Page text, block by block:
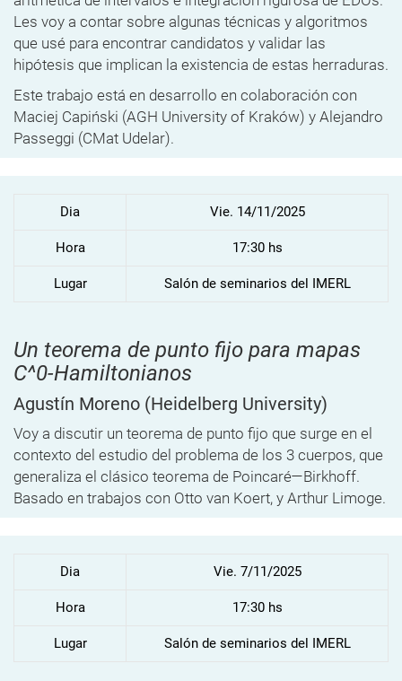
Les voy a contar sobre algunas técnicas y algoritmos
que usé para encontrar candidatos y validar las
hipótesis que implican la existencia de estas herraduras.
Este trabajo está en desarrollo en colaboración con
Maciej Capiński (AGH University of Kraków) y Alejandro
Passeggi (CMat Udelar).
Dia Vie. 14/11/2025
Hora 17:30 hs
Lugar Salón de seminarios del IMERL
Un teorema de punto fijo para mapas
C^0-Hamiltonianos
Agustín Moreno (Heidelberg University)
Voy a discutir un teorema de punto fijo que surge en el
contexto del estudio del problema de los 3 cuerpos, que
generaliza el clásico teorema de Poincaré—Birkhoff.
Basado en trabajos con Otto van Koert, y Arthur Limoge.
Dia Vie. 7/11/2025
Hora 17:30 hs
Lugar Salón de seminarios del IMERL